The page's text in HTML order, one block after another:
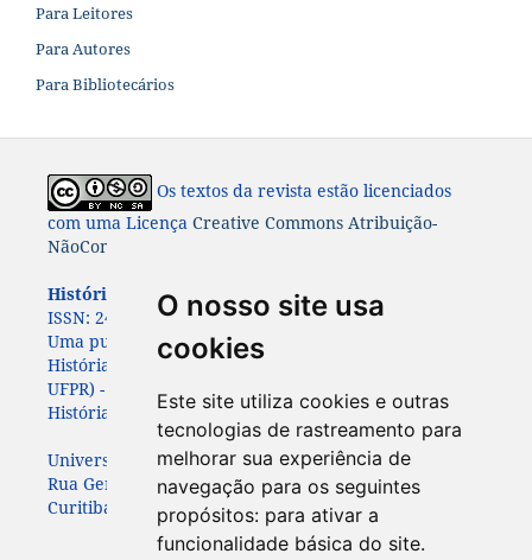
O nosso site usa
cookies
Este site utiliza cookies e outras
tecnologias de rastreamento para
melhorar sua experiência de
navegação para os seguintes
propósitos: para ativar a
funcionalidade básica do site.
Para Leitores
Para Autores
Para Bibliotecários
Os textos da revista estão licenciados
com uma Licença Creative Commons Atribuição-
NãoComercial-CompartilhaIgual 4.0 Internacional
História: Questões & Debates.ISSN: 0100-6932 e e-
ISSN: 2447-8261.
Uma publicação do Programa de Pós-Graduação em
História da Universidade Federal do Paraná (PPGHIS-
UFPR) - com apoio da
História (APAH)
Universidade Federal do Paraná
Rua General Carneiro, 460, 7º andar
Curitiba – Paraná – Brasil - CEP: 80060-150